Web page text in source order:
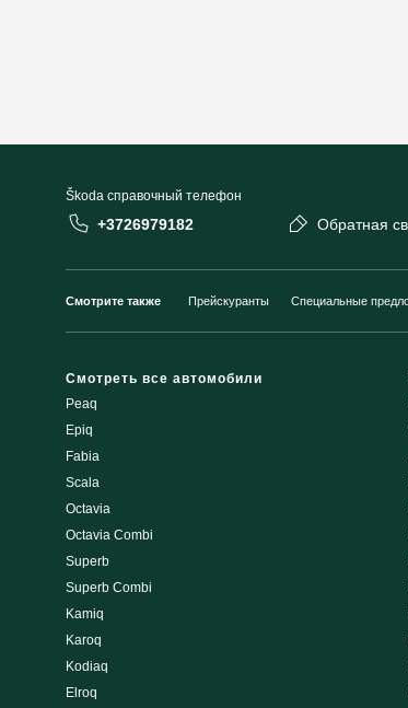
Škoda cправочный телефон
+3726979182 Обратная
Смотрите также Прейскуранты Специальные
Смотреть все автомобили
Peaq
Epiq
Fabia
Scala
Octavia
Octavia Combi
Superb
Superb Combi
Kamiq
Karoq
Kodiaq
Elroq